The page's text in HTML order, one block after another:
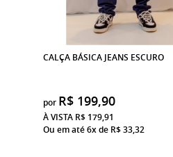
CALÇA BÁSICA JEANS ESCURO
por R$ 199,90
À VISTA R$ 179,91
Ou em até 6x de R$ 33,32